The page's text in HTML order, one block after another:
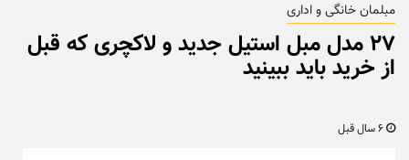
مبلمان خانگی و اداری
۲۷ مدل مبل استیل جدید و لاکچری که قبل
از خرید باید ببینید